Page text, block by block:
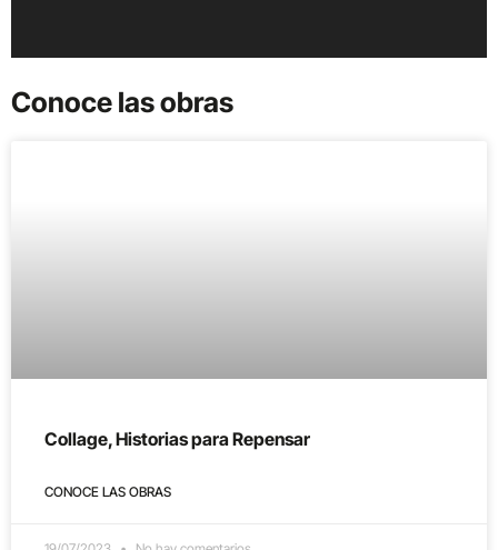
Conoce las obras
Collage, Historias para Repensar
CONOCE LAS OBRAS